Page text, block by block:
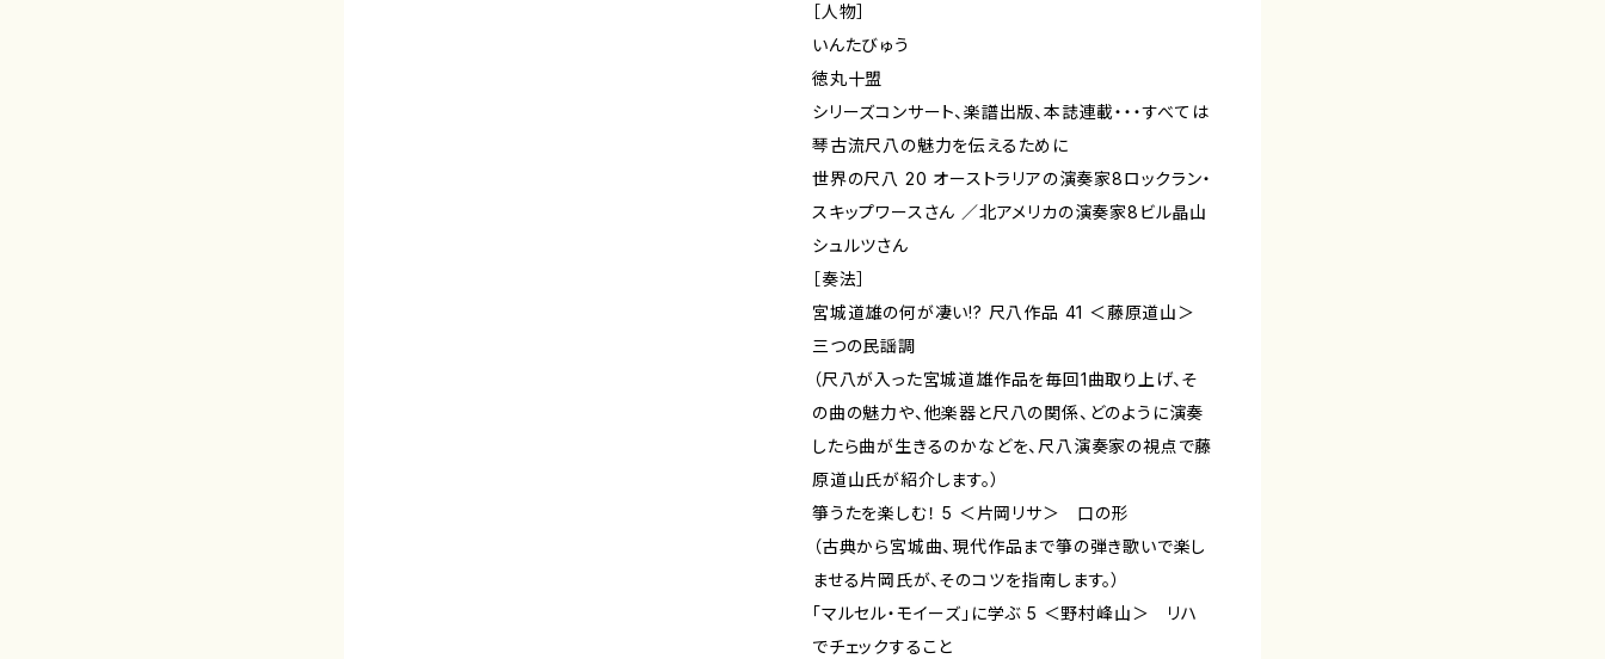
［人物］
いんたびゅう
徳丸十盟
シリーズコンサート、楽譜出版、本誌連載・・・すべては
琴古流尺八の魅力を伝えるために
世界の尺八 20 オーストラリアの演奏家8ロックラン・
スキップワースさん ／北アメリカの演奏家8ビル晶山
シュルツさん
［奏法］
宮城道雄の何が凄い!? 尺八作品 41 ＜藤原道山＞
三つの民謡調
（尺八が入った宮城道雄作品を毎回1曲取り上げ、そ
の曲の魅力や、他楽器と尺八の関係、どのように演奏
したら曲が生きるのかなどを、尺八演奏家の視点で藤
原道山氏が紹介します。）
箏うたを楽しむ！ 5 ＜片岡リサ＞ 口の形
（古典から宮城曲、現代作品まで箏の弾き歌いで楽し
ませる片岡氏が、そのコツを指南します。）
「マルセル・モイーズ」に学ぶ 5 ＜野村峰山＞ リハ
でチェックすること